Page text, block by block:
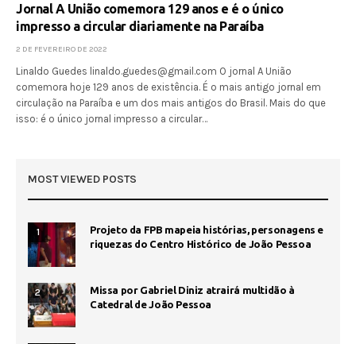
Jornal A União comemora 129 anos e é o único
impresso a circular diariamente na Paraíba
2 DE FEVEREIRO DE 2022
Linaldo Guedes linaldo.guedes@gmail.com O jornal A União
comemora hoje 129 anos de existência. É o mais antigo jornal em
circulação na Paraíba e um dos mais antigos do Brasil. Mais do que
isso: é o único jornal impresso a circular…
MOST VIEWED POSTS
1
Projeto da FPB mapeia histórias, personagens e
riquezas do Centro Histórico de João Pessoa
2
Missa por Gabriel Diniz atrairá multidão à
Catedral de João Pessoa